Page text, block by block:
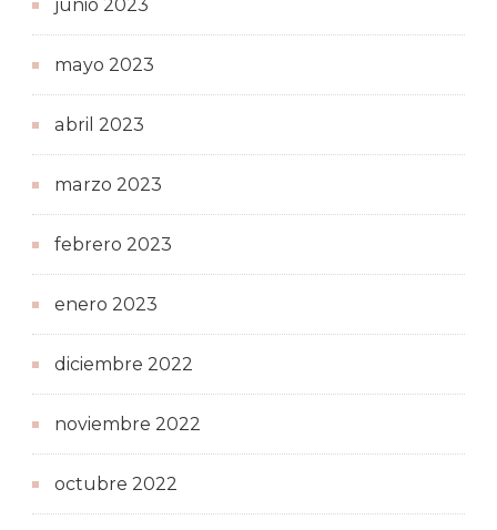
junio 2023
mayo 2023
abril 2023
marzo 2023
febrero 2023
enero 2023
diciembre 2022
noviembre 2022
octubre 2022